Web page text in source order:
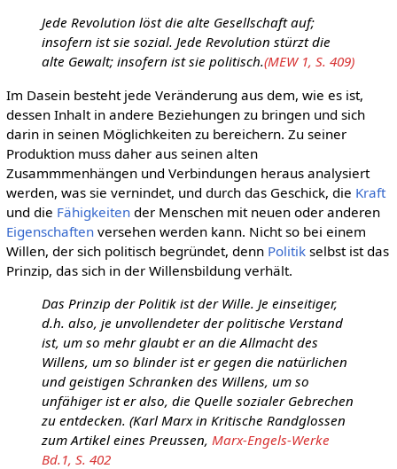
Jede Revolution löst die alte Gesellschaft auf;
insofern ist sie sozial. Jede Revolution stürzt die
alte Gewalt; insofern ist sie politisch.(MEW 1, S. 409)
Im Dasein besteht jede Veränderung aus dem, wie es ist,
dessen Inhalt in andere Beziehungen zu bringen und sich
darin in seinen Möglichkeiten zu bereichern. Zu seiner
Produktion muss daher aus seinen alten
Zusammmenhängen und Verbindungen heraus analysiert
werden, was sie vernindet, und durch das Geschick, die Kraft
und die Fähigkeitender Menschen mit neuen oder anderen
Eigenschaftenversehen werden kann. Nicht so bei einem
Willen, der sich politisch begründet, denn Politikselbst ist das
Prinzip, das sich in der Willensbildung verhält.
Das Prinzip der Politik ist der Wille. Je einseitiger,
d.h. also, je unvollendeter der politische Verstand
ist, um so mehr glaubt er an die Allmacht des
Willens, um so blinder ist er gegen die natürlichen
und geistigen Schranken des Willens, um so
unfähiger ist er also, die Quelle sozialer Gebrechen
zu entdecken. (Karl Marx in Kritische Randglossen
zum Artikel eines Preussen, Marx-Engels-Werke
Bd.1, S. 402